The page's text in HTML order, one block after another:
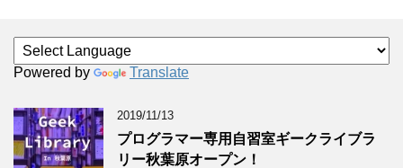
Powered by Translate
2019/11/13
プログラマー専用自習室ギークライブラ
リー秋葉原オープン！